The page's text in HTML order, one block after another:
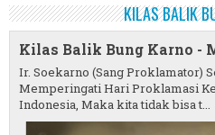
KILAS BALIK
Kilas Balik Bung Karno -
Ir. Soekarno (Sang Proklamator)
Memperingati Hari Proklamasi
Indonesia, Maka kita tidak bisa t...